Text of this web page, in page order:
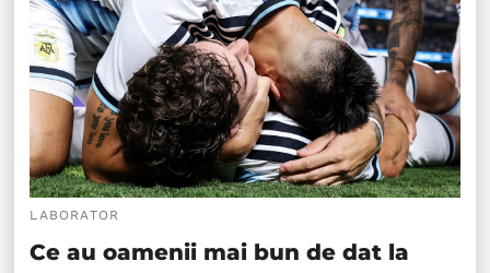
LABORATOR
Ce au oamenii mai bun de dat la